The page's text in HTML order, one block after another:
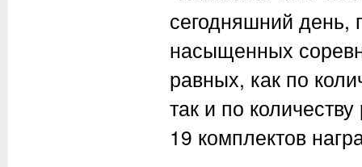
сегодняшний
насыщенных
равных, как по
так и по
19 комплектов